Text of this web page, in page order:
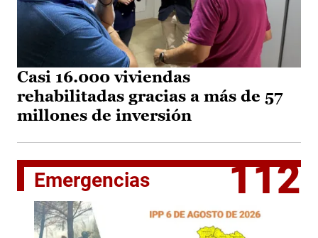
Casi 16.000 viviendas
rehabilitadas gracias a más de 57
millones de inversión
Emergencias 112